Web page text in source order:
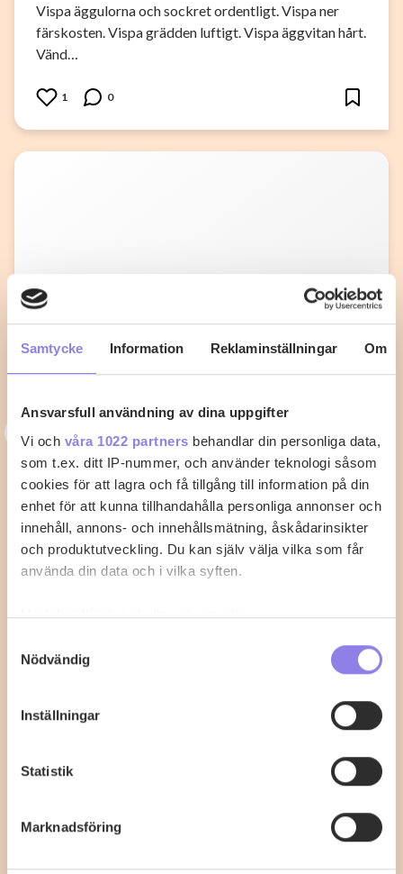
Samtycke Information Reklaminställningar Om
Ansvarsfull användning av dina uppgifter
Vi och våra 1022 partners behandlar din personliga data,
som t.ex. ditt IP-nummer, och använder teknologi såsom
cookies för att lagra och få tillgång till information på din
enhet för att kunna tillhandahålla personliga annonser och
innehåll, annons- och innehållsmätning, åskådarinsikter
och produktutveckling. Du kan själv välja vilka som får
använda din data och i vilka syften.
Med din tillåtelse skulle vi även vilja:
som kan ha en noggrannhet på upp till flera meter
Ta reda på mer om hur dina personliga uppgifter
Du kan ändra eller dra tillbaka ditt samtycke när som
Denna webbplats innehåller information om
Nödvändig
Inställningar
Statistik
Marknadsföring
Vispa äggulorna och sockret ordentligt. Vispa ner
färskosten. Vispa grädden luftigt. Vispa äggvitan hårt.
Vänd…
1 0
N nilma65
Fiskgratäng med kräftstjärtar och
tomatsås
Med det här receptet går det inte att misslyckas med
fisken.